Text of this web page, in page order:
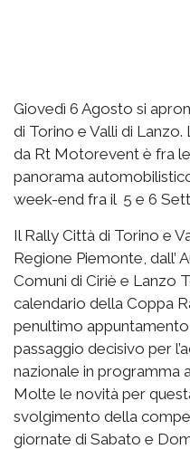
Giovedì 6 Agosto si
di Torino e Valli di
da Rt Motorevent è fra
panorama
week-end fra il 5 e 6
Il Rally Città di Torino e
Regione Piemonte, dall’
Comuni di Ciriè e Lanzo
calendario della Coppa
penultimo
passaggio decisivo per
nazionale in programma
Molte le novità per
svolgimento della
giornate di Sabato e